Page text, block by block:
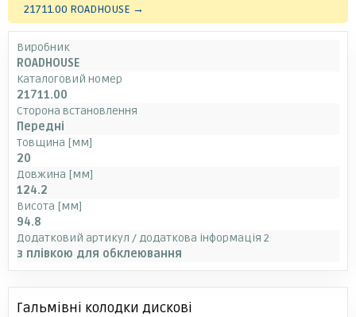
21711.00 ROADHOUSE →
Виробник
ROADHOUSE
Каталоговий номер
21711.00
Сторона встановлення
Передні
Товщина [мм]
20
Довжина [мм]
124.2
Висота [мм]
94.8
Додатковий артикул / додаткова інформація 2
з плівкою для обклеювання
Гальмівні колодки дискові